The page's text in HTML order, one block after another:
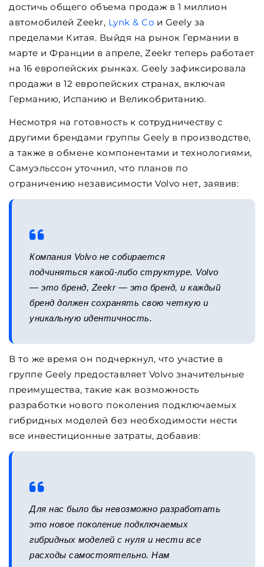
достичь общего объема продаж в 1 миллион
автомобилей Zeekr, Lynk & Co и Geely за
пределами Китая. Выйдя на рынок Германии в
марте и Франции в апреле, Zeekr теперь работает
на 16 европейских рынках. Geely зафиксировала
продажи в 12 европейских странах, включая
Германию, Испанию и Великобританию.
Несмотря на готовность к сотрудничеству с
другими брендами группы Geely в производстве,
а также в обмене компонентами и технологиями,
Самуэльссон уточнил, что планов по
ограничению независимости Volvo нет, заявив:
Компания Volvo не собирается
подчиняться какой-либо структуре. Volvo
— это бренд, Zeekr — это бренд, и каждый
бренд должен сохранять свою четкую и
уникальную идентичность.
В то же время он подчеркнул, что участие в
группе Geely предоставляет Volvo значительные
преимущества, такие как возможность
разработки нового поколения подключаемых
гибридных моделей без необходимости нести
все инвестиционные затраты, добавив:
Для нас было бы невозможно разработать
это новое поколение подключаемых
гибридных моделей с нуля и нести все
расходы самостоятельно. Нам